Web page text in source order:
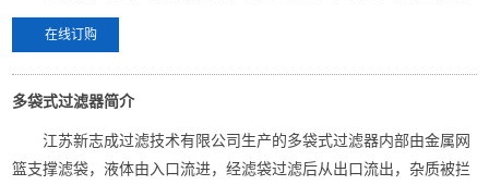
在线订购
多袋式过滤器简介
江苏新志成过滤技术有限公司生产的多袋式过滤器内部由金属网
篮支撑滤袋，液体由入口流进，经滤袋过滤后从出口流出，杂质被拦